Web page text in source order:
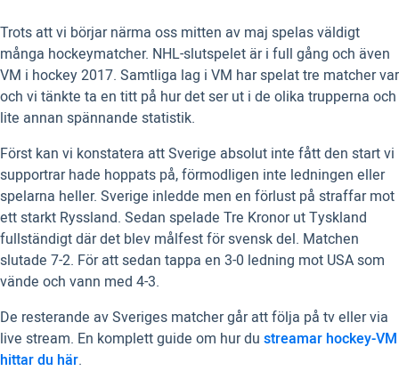
Trots att vi börjar närma oss mitten av maj spelas väldigt
många hockeymatcher. NHL-slutspelet är i full gång och även
VM i hockey 2017. Samtliga lag i VM har spelat tre matcher var
och vi tänkte ta en titt på hur det ser ut i de olika trupperna och
lite annan spännande statistik.
Först kan vi konstatera att Sverige absolut inte fått den start vi
supportrar hade hoppats på, förmodligen inte ledningen eller
spelarna heller. Sverige inledde men en förlust på straffar mot
ett starkt Ryssland. Sedan spelade Tre Kronor ut Tyskland
fullständigt där det blev målfest för svensk del. Matchen
slutade 7-2. För att sedan tappa en 3-0 ledning mot USA som
vände och vann med 4-3.
De resterande av Sveriges matcher går att följa på tv eller via
live stream. En komplett guide om hur du streamar hockey-VM
hittar du här.